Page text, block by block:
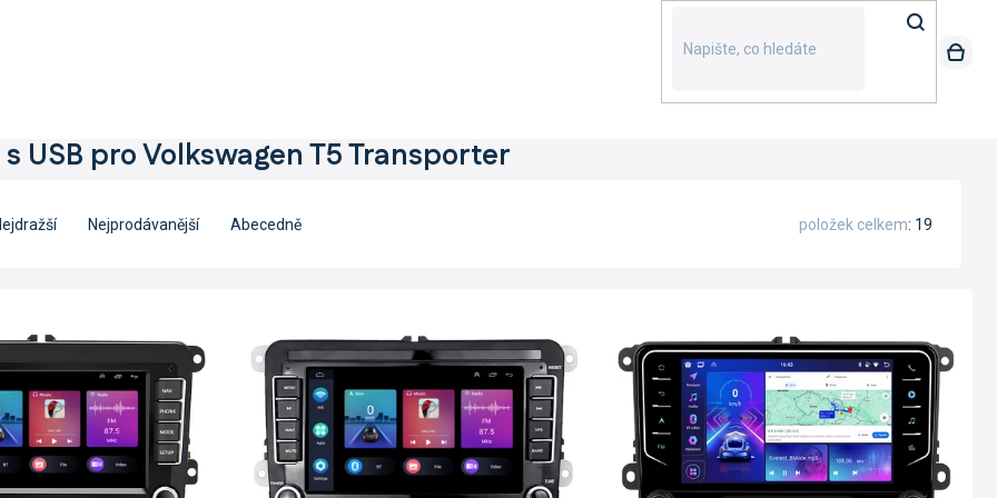
USB pro Volkswagen T5 Transporter
Nejprodávanější Abecedně 19
položek celkem